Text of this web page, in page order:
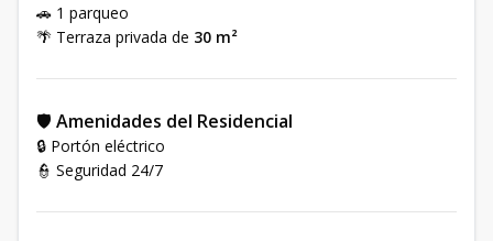
🚗 1 parqueo
🌴 Terraza privada de 30 m²
🛡 Amenidades del Residencial
🔒 Portón eléctrico
👮 Seguridad 24/7